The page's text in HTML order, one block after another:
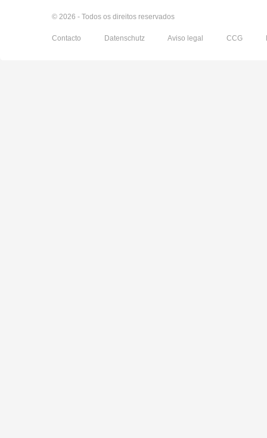
© 2026 - Todos os direitos reservados
Contacto Datenschutz Aviso legal CCG